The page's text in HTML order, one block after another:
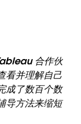
合作伙
看并理解自己
成了数百个数
导方法来缩短